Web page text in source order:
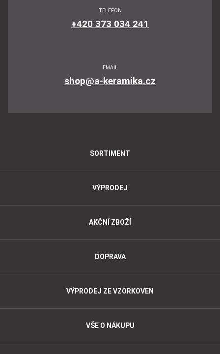
TELEFON
+420 373 034 241
EMAIL
shop@a-keramika.cz
SORTIMENT
VÝPRODEJ
AKČNÍ ZBOŽÍ
DOPRAVA
VÝPRODEJ ZE VZORKOVEN
VŠE O NÁKUPU